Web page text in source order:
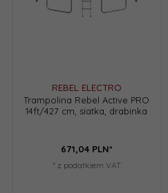
REBEL ELECTRO
Trampolina Rebel Active PRO
14ft/427 cm, siatka, drabinka
671,04 PLN*
* z podatkiem VAT